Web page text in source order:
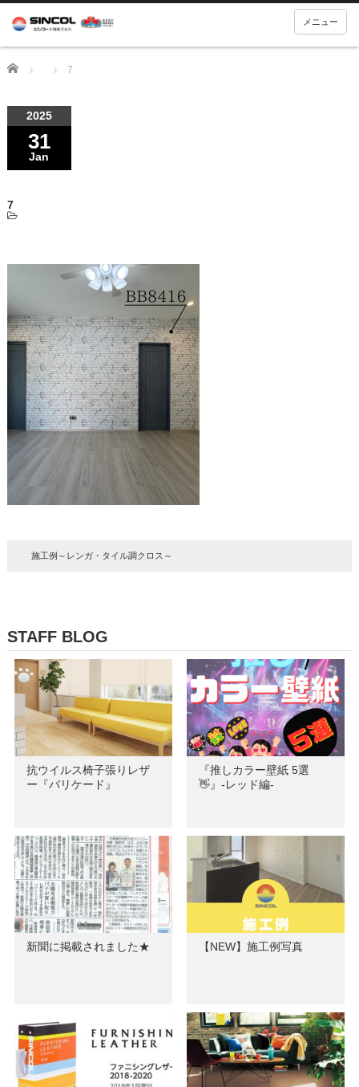
メニュー
Home 7
2025
31
Jan
7
施工例～レンガ・タイル調クロス～
STAFF BLOG
抗ウイルス椅子張りレザ
ー『バリケード』
『推しカラー壁紙 5選
👋』-レッド編-
新聞に掲載されました★ 【NEW】施工例写真